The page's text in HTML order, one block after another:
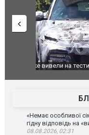
Вийшов трейлер
фільму "Афера
«Немає особливої
гідну відповідь на
08.08.2026, 02:31